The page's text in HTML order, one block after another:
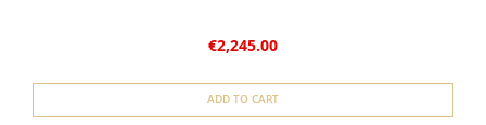
€2,245.00
ADD TO CART